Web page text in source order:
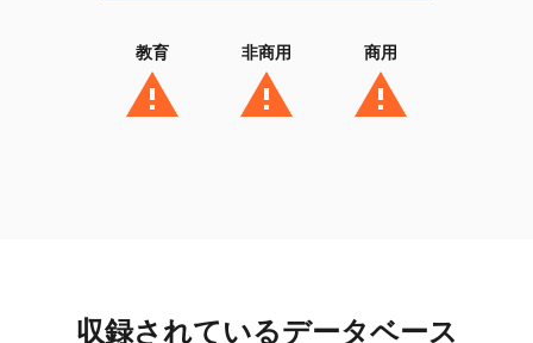
教育 非商用 商用
収録されているデータベース